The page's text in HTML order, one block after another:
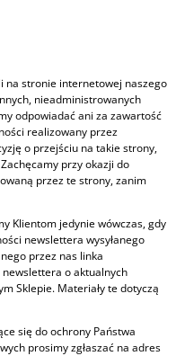
na stronie internetowej naszego
nieadministrowanych
odpowiadać ani za zawartość
realizowany przez
o przejściu na takie strony,
przy okazji do
przez te strony, zanim
Klientom jedynie wówczas, gdy
newslettera wysyłanego
przez nas linka
o aktualnych
Sklepie. Materiały te dotyczą
się do ochrony Państwa
prosimy zgłaszać na adres